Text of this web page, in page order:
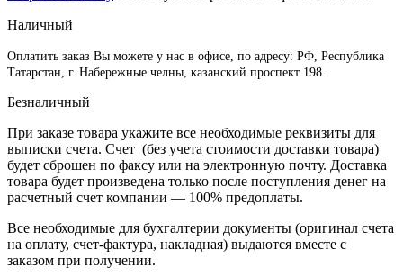
Наличный
Оплатить заказ Вы можете у нас в офисе, по адресу: РФ, Республика
Татарстан, г. Набережные челны, казанский проспект 198.
Безналичный
При заказе товара укажите все необходимые реквизиты для
выписки счета. Счет (без учета стоимости доставки товара)
будет сброшен по факсу или на электронную почту. Доставка
товара будет произведена только после поступления денег на
расчетный счет компании — 100% предоплаты.
Все необходимые для бухгалтерии документы (оригинал счета
на оплату, счет-фактура, накладная) выдаются вместе с
заказом при получении.